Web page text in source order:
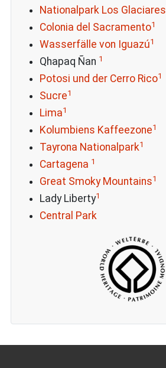
Nationalpark Los Glaciares
Colonia del Sacramento1
Wasserfälle von Iguazú1
Qhapaq Ñan 1
Potosi und der Cerro Rico1
Sucre1
Lima1
Kolumbiens Kaffeezone1
Tayrona Nationalpark1
Cartagena 1
Great Smoky Mountains1
Lady Liberty1
Central Park